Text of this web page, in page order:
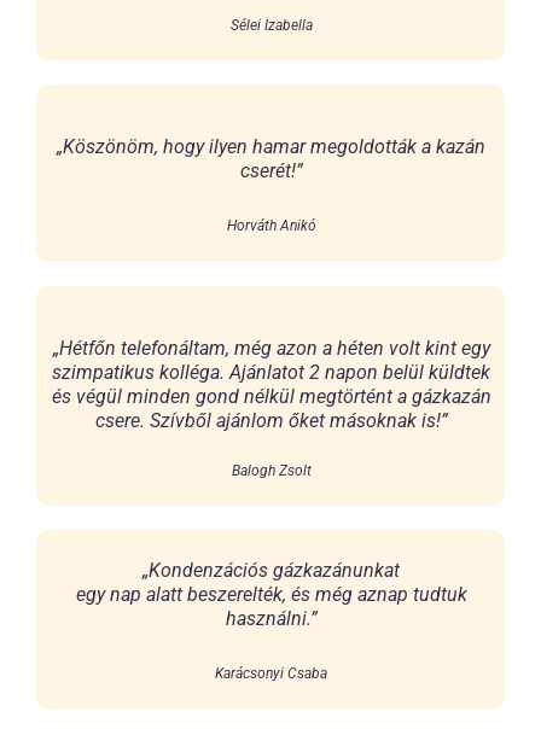
Sélei Izabella
„Köszönöm, hogy ilyen hamar megoldották a kazán
cserét!”
Horváth Anikó
„Hétfőn telefonáltam, még azon a héten volt kint egy
szimpatikus kolléga. Ajánlatot 2 napon belül küldtek
és végül minden gond nélkül megtörtént a gázkazán
csere. Szívből ajánlom őket másoknak is!”
Balogh Zsolt
„Kondenzációs gázkazánunkat
egy nap alatt beszerelték, és még aznap tudtuk
használni.”
Karácsonyi Csaba